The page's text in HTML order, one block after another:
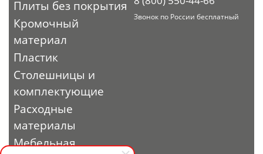
Плиты без покрытия
Кромочный
материал
Пластик
Столешницы и
комплектующие
Расходные
материалы
Мебельная
Звонок по России бесплатный